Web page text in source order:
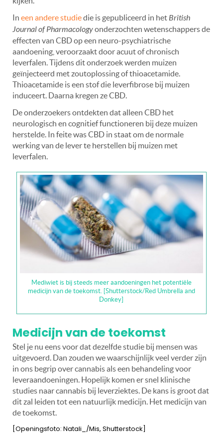
In een andere studiedie is gepubliceerd in het British
Journal of Pharmacologyonderzochten wetenschappers de
effecten van CBD op een neuro-psychiatrische
aandoening, veroorzaakt door acuut of chronisch
leverfalen. Tijdens dit onderzoek werden muizen
geïnjecteerd met zoutoplossing of thioacetamide.
Thioacetamide is een stof die leverfibrose bij muizen
induceert. Daarna kregen ze CBD.
De onderzoekers ontdekten dat alleen CBD het
neurologisch en cognitief functioneren bij deze muizen
herstelde. In feite was CBD in staat om de normale
werking van de lever te herstellen bij muizen met
leverfalen.
Mediwiet is bij steeds meer aandoeningen het potentiële
medicijn van de toekomst. [Shutterstock/Red Umbrella and
Donkey]
Medicijn van de toekomst
Stel je nu eens voor dat dezelfde studie bij mensen was
uitgevoerd. Dan zouden we waarschijnlijk veel verder zijn
in ons begrip over cannabis als een behandeling voor
leveraandoeningen. Hopelijk komen er snel klinische
studies naar cannabis bij leverziektes. De kans is groot dat
dit zal leiden tot een natuurlijk medicijn. Het medicijn van
de toekomst.
[Openingsfoto: Natali_/Mis, Shutterstock]